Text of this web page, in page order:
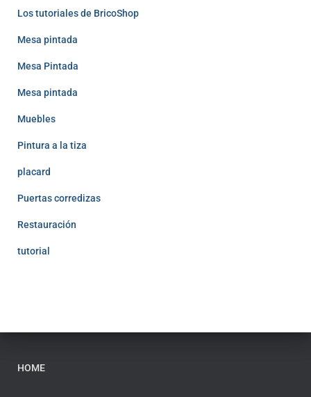
Los tutoriales de BricoShop
Mesa pintada
Mesa Pintada
Mesa pintada
Muebles
Pintura a la tiza
placard
Puertas corredizas
Restauración
tutorial
HOME